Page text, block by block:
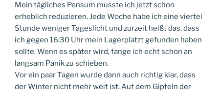
Mein tägliches Pensum musste ich jetzt schon
erheblich reduzieren. Jede Woche habe ich eine viertel
Stunde weniger Tageslicht und zurzeit heißt das, dass
ich gegen 16:30 Uhr mein Lagerplatzt gefunden haben
sollte. Wenn es später wird, fange ich echt schon an
langsam Panik zu schieben.
Vor ein paar Tagen wurde dann auch richtig klar, dass
der Winter nicht mehr weit ist. Auf dem Gipfeln der